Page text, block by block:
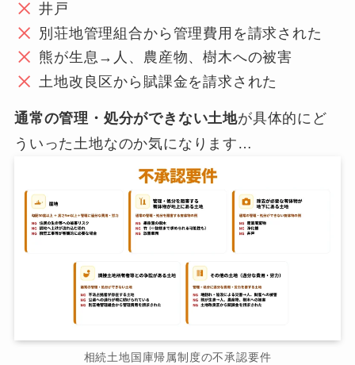
井戸
別荘地管理組合から管理費用を請求された
熊が生息→人、農産物、樹木への被害
土地改良区から賦課金を請求された
通常の管理・処分ができない土地が具体的にど
ういった土地なのか気になります…
相続土地国庫帰属制度の不承認要件